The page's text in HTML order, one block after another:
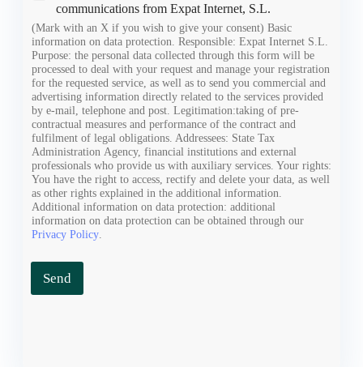
communications from Expat Internet, S.L.
(Mark with an X if you wish to give your consent) Basic
information on data protection. Responsible: Expat Internet S.L.
Purpose: the personal data collected through this form will be
processed to deal with your request and manage your registration
for the requested service, as well as to send you commercial and
advertising information directly related to the services provided
by e-mail, telephone and post. Legitimation:taking of pre-
contractual measures and performance of the contract and
fulfilment of legal obligations. Addressees: State Tax
Administration Agency, financial institutions and external
professionals who provide us with auxiliary services. Your rights:
You have the right to access, rectify and delete your data, as well
as other rights explained in the additional information.
Additional information on data protection: additional
information on data protection can be obtained through our
Privacy Policy
Send